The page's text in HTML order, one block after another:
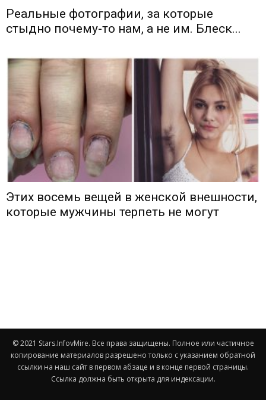
Реальные фотографии, за которые
стыдно почему-то нам, а не им. Блеск...
Этих восемь вещей в женской внешности,
которые мужчины терпеть не могут
© 2021 Stars.InfovMire. Все права защищены. Полное или частичное
копирование материалов разрешено только с указанием обратной
ссылки на наш сайт в первом абзаце и в конце первой страницы.
Ссылка должна быть открыта для индексации.